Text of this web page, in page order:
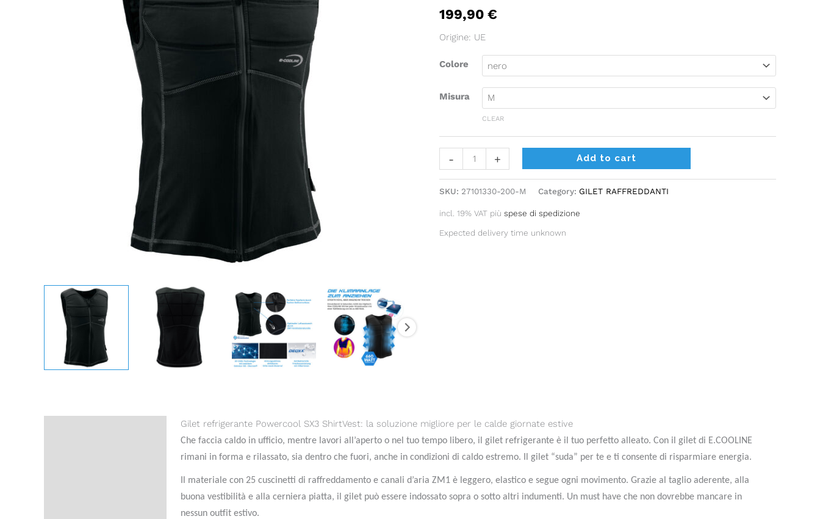
199,90 €
Origine: UE
Colore
Misura
CLEAR
-
refrigerante
quantity
+ Add to cart
SKU: 27101330-200-M Category: GILET RAFFREDDANTI
incl. 19% VAT più spese di spedizione
Expected delivery time unknown
Gilet refrigerante Powercool SX3 ShirtVest: la soluzione migliore per le calde giornate estive
Che faccia caldo in ufficio, mentre lavori all’aperto o nel tuo tempo libero, il gilet refrigerante è il tuo perfetto alleato. Con il gilet di E.COOLINE
rimani in forma e rilassato, sia dentro che fuori, anche in condizioni di caldo estremo. Il gilet “suda” per te e ti consente di risparmiare energia.
Il materiale con 25 cuscinetti di raffreddamento e canali d’aria ZM1 è leggero, elastico e segue ogni movimento. Grazie al taglio aderente, alla
buona vestibilità e alla cerniera piatta, il gilet può essere indossato sopra o sotto altri indumenti. Un must have che non dovrebbe mancare in
nessun outfit estivo.